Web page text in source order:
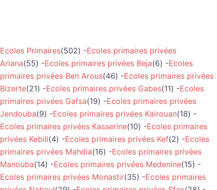
Ecoles Primaires(502) -Ecoles primaires privées
Ariana(55) -Ecoles primaires privées Beja(6) -Ecoles
primaires privées Ben Arous(46) -Ecoles primaires privées
Bizerte(21) -Ecoles primaires privées Gabes(11) -Ecoles
primaires privées Gafsa(19) -Ecoles primaires privées
Jendouba(9) -Ecoles primaires privées Kairouan(18) -
Ecoles primaires privées Kasserine(10) -Ecoles primaires
privées Kebili(4) -Ecoles primaires privées Kef(2) -Ecoles
primaires privées Mahdia(16) -Ecoles primaires privées
Manouba(14) -Ecoles primaires privées Medenine(15) -
Ecoles primaires privées Monastir(35) -Ecoles primaires